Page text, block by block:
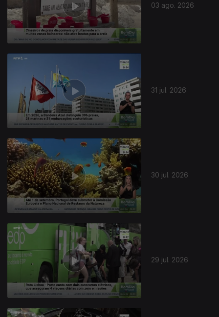
03 ago. 2026
31 jul. 2026
30 jul. 2026
29 jul. 2026